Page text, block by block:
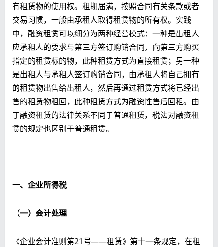
有租赁物的使用权。租期届满，按照合同有关条款或者
交易习惯，一般由承租人取得租赁物的所有权。实践
中，融资租赁可以细分为两种经营模式：一种是出租人
应承租人的要求与第三方签订购销合同，向第三方购买
指定的租赁标的物，此种租赁方式为直接租赁；另一种
是出租人与承租人签订购销合同，由承租人将自己拥有
的租赁物出售给出租人，然后再通过租赁方式将已经出
售的租赁物租回，此种租赁方式为融资性售后回租。由
于融资租赁的法律关系不同于普通租赁，税法对融资租
赁的规定也区别于普通租赁。
一、企业所得税
（一）会计处理
《企业会计准则第21号——租赁》第十一条规定，在租